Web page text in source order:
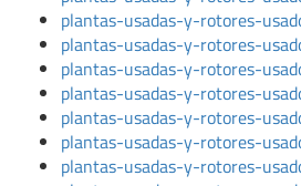
plantas-usadas-y-rotores-
plantas-usadas-y-rotores-
plantas-usadas-y-rotores-
plantas-usadas-y-rotores-
plantas-usadas-y-rotores-
plantas-usadas-y-rotores-
plantas-usadas-y-rotores-